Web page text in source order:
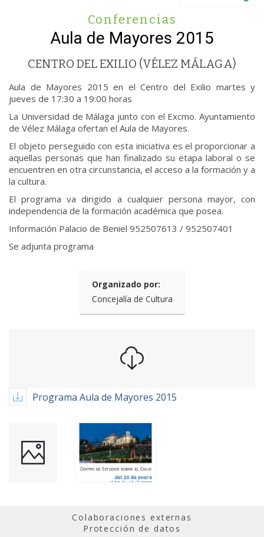
Conferencias
Aula de Mayores 2015
CENTRO DEL EXILIO (VÉLEZ MÁLAGA)
Aula de Mayores 2015 en el Centro del Exilio martes y
jueves de 17:30 a 19:00 horas
La Universidad de Málaga junto con el Excmo. Ayuntamiento
de Vélez Málaga ofertan el Aula de Mayores.
El objeto perseguido con esta iniciativa es el proporcionar a
aquellas personas que han finalizado su etapa laboral o se
encuentren en otra circunstancia, el acceso a la formación y a
la cultura.
El programa va dirigido a cualquier persona mayor, con
independencia de la formación académica que posea.
Información Palacio de Beniel 952507613 / 952507401
Se adjunta programa
Organizado por:
Concejalía de Cultura
Programa Aula de Mayores 2015
Colaboraciones externas
Protección de datos